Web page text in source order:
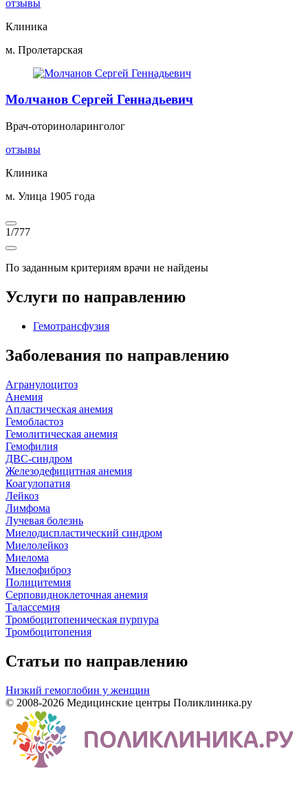
отзывы
Клиника
м. Пролетарская
Молчанов Сергей Геннадьевич
Врач-оториноларинголог
отзывы
Клиника
м. Улица 1905 года
1/777
По заданным критериям врачи не найдены
Услуги по направлению
Гемотрансфузия
Заболевания по направлению
Агранулоцитоз
Анемия
Апластическая анемия
Гемобластоз
Гемолитическая анемия
Гемофилия
ДВС-синдром
Железодефицитная анемия
Коагулопатия
Лейкоз
Лимфома
Лучевая болезнь
Миелодиспластический синдром
Миелолейкоз
Миелома
Миелофиброз
Полицитемия
Серповидноклеточная анемия
Талассемия
Тромбоцитопеническая пурпура
Тромбоцитопения
Статьи по направлению
Низкий гемоглобин у женщин
© 2008-2026 Медицинские центры Поликлиника.ру